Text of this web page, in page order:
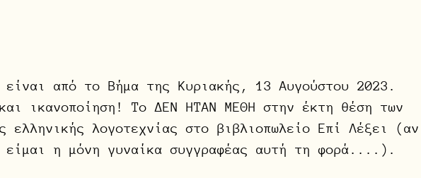
είναι από το Βήμα της Κυριακής, 13 Αυγούστου 2023.
ικανοποίηση! Το ΔΕΝ ΗΤΑΝ ΜΕΘΗ στην έκτη θέση των
ελληνικής λογοτεχνίας στο βιβλιοπωλείο Επί Λέξει (αν
είμαι η μόνη γυναίκα συγγραφέας αυτή τη φορά....).